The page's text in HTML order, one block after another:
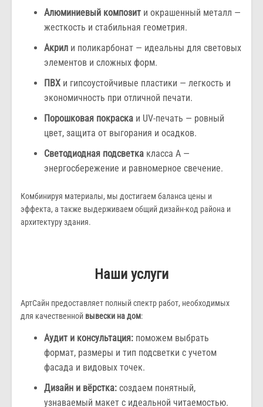
Алюминиевый композит и окрашенный металл —
жесткость и стабильная геометрия.
Акрил и поликарбонат — идеальны для световых
элементов и сложных форм.
ПВХ и гипсоустойчивые пластики — легкость и
экономичность при отличной печати.
Порошковая покраска и UV-печать — ровный
цвет, защита от выгорания и осадков.
Светодиодная подсветка класса А —
энергосбережение и равномерное свечение.
Комбинируя материалы, мы достигаем баланса цены и
эффекта, а также выдерживаем общий дизайн-код района и
архитектуру здания.
Наши услуги
АртСайн предоставляет полный спектр работ, необходимых
для качественной вывески на дом:
Аудит и консультация: поможем выбрать
формат, размеры и тип подсветки с учетом
фасада и видовых точек.
Дизайн и вёрстка: создаем понятный,
узнаваемый макет с идеальной читаемостью.